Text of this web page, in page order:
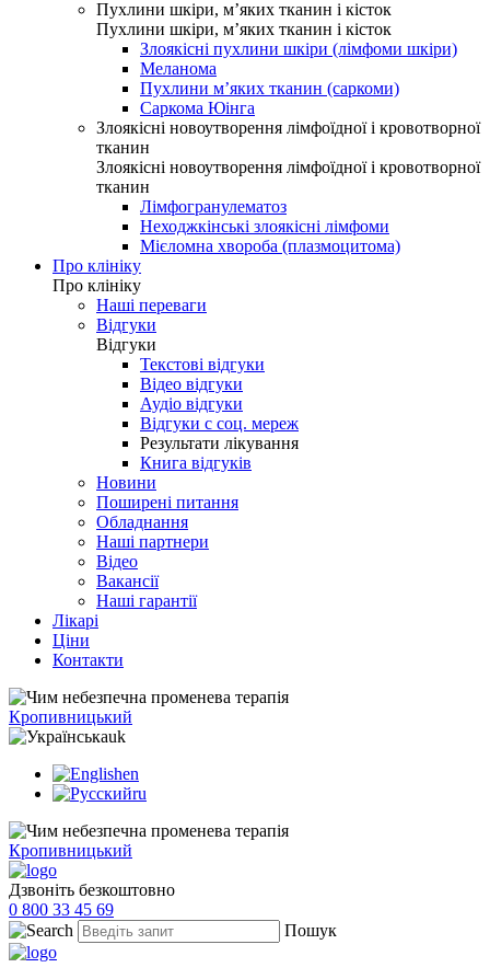
Пухлини шкіри, м’яких тканин і кісток
Пухлини шкіри, м’яких тканин і кісток
Злоякісні пухлини шкіри (лімфоми шкіри)
Меланома
Пухлини м’яких тканин (саркоми)
Саркома Юінга
Злоякісні новоутворення лімфоїдної і кровотворної
тканин
Злоякісні новоутворення лімфоїдної і кровотворної
тканин
Лімфогранулематоз
Неходжкінські злоякісні лімфоми
Мієломна хвороба (плазмоцитома)
Про клініку
Про клініку
Наші переваги
Відгуки
Відгуки
Текстові відгуки
Відео відгуки
Аудіо відгуки
Відгуки с соц. мереж
Результати лікування
Книга відгуків
Новини
Поширені питання
Обладнання
Наші партнери
Відео
Вакансії
Наші гарантії
Лікарі
Ціни
Контакти
Кропивницький
uk
en
ru
Кропивницький
Дзвоніть безкоштовно
0 800 33 45 69
Пошук